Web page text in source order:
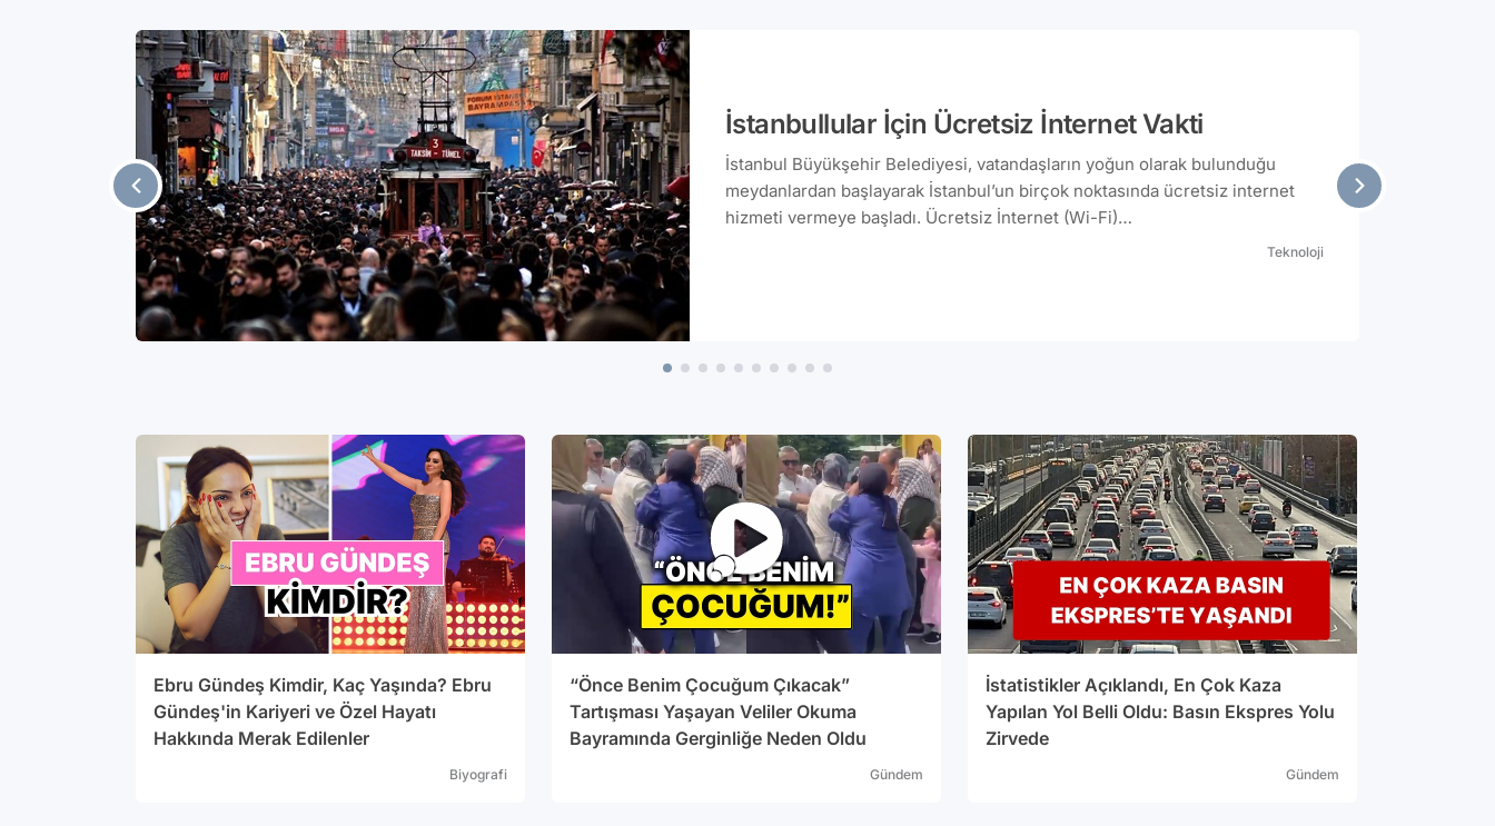
İstanbullular İçin Ücretsiz İnternet Vakti
İstanbul Büyükşehir Belediyesi, vatandaşların yoğun olarak bulunduğu
meydanlardan başlayarak İstanbul’un birçok noktasında ücretsiz internet
hizmeti vermeye başladı. Ücretsiz İnternet (Wi-Fi)
bağlantısından faydalanmak için cep telefon numarası sisteme girilerek
meydanlar, tarihi ve kültürel mekanlar ve otogar gibi ulaşım noktaları yer
genişliği hakkında her hangi bir bilgi verilmezken önümüzdeki günlerde
İstanbul’da verilen ücretsiz internet bağlantı koşullarını test edeceğiz.
İstanbul’da Ücretsiz Wi-Fİ hizmeti verilen bölgeler 1- Taksim Meydanı ve
İstiklal Caddesi(Galatasaray Lisesi) 2- Sultanahmet Meydanı 3- Eminönü
Meydanı 4- Beşiktaş Meydanı 5- Kadıköy Meydanı 6- Üsküdar Meydanı 7-
Sultanbeyli Meydanı 8- Beyazıd Meydanı 9- Mecidiyeköy Meydanı ve
Cevahir Önü 10- Miniatürk/İBB Bilgilendirme Çadırı 11- Saraçhane Parkı 12-
Emirgan Korusu 13- Hidiv Kasrı korusu 14-Aksaray Meydanı 15- Bakırköy
Meydanı 16- Beylikdüzü Meydanı 17- Eyüp Meydanı 18- Kartal Meydanı 19-
Meydanı 22- Pierre Lotti Tepesi 23- Anadolu Hisarı İskelesi 24- Dragos
Sosyal Tesisler Çevresi 25- Galata Kulesi ve Yakın Çevresi 26- Alibeyköy
Cep Otogarı 27- Bayrampaşa Otogar
Teknoloji
Ebru Gündeş Kimdir, Kaç Yaşında? Ebru
Gündeş'in Kariyeri ve Özel Hayatı
Hakkında Merak Edilenler
Biyografi
“Önce Benim Çocuğum Çıkacak”
Tartışması Yaşayan Veliler Okuma
Bayramında Gerginliğe Neden Oldu
Gündem
İstatistikler Açıklandı, En Çok Kaza
Yapılan Yol Belli Oldu: Basın Ekspres Yolu
Zirvede
Gündem